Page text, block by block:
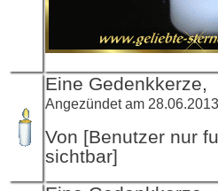
Eine Gedenkkerze,
Angezündet am
Von [Benutzer nur
sichtbar]